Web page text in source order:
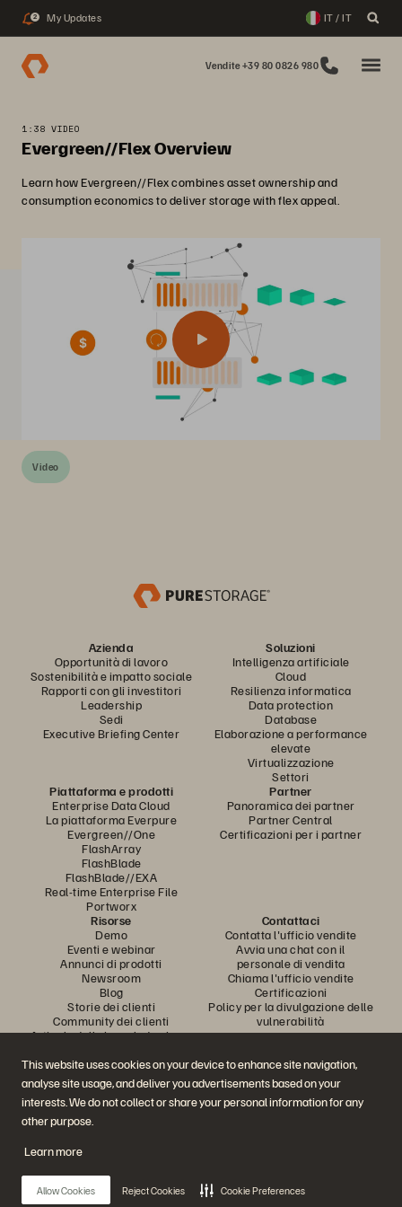
This website uses cookies on your device to enhance site navigation,
analyse site usage, and deliver you advertisements based on your
interests. We do not collect or share your personal information for any
other purpose.
Learn more
Allow Cookies Reject Cookies Cookie Preferences
2 My Updates IT / IT
Vendite +39 80 0826 980
1:38 VIDEO
Evergreen//Flex Overview
Learn how Evergreen//Flex combines asset ownership and
consumption economics to deliver storage with flex appeal.
Video
Azienda
Opportunità di lavoro
Sostenibilità e impatto sociale
Rapporti con gli investitori
Leadership
Sedi
Executive Briefing Center
Soluzioni
Intelligenza artificiale
Cloud
Resilienza informatica
Data protection
Database
Elaborazione a performance
elevate
Virtualizzazione
Settori
Piattaforma e prodotti
Enterprise Data Cloud
La piattaforma Everpure
Evergreen//One
FlashArray
FlashBlade
FlashBlade//EXA
Real-time Enterprise File
Portworx
Partner
Panoramica dei partner
Partner Central
Certificazioni per i partner
Risorse
Demo
Eventi e webinar
Annunci di prodotti
Newsroom
Blog
Storie dei clienti
Community dei clienti
Articolo della knowledge base
Contattaci
Contatta l'ufficio vendite
Avvia una chat con il
personale di vendita
Chiama l'ufficio vendite
Certificazioni
Policy per la divulgazione delle
vulnerabilità
Partecipa alla conversazione
Segui tutti i canali social ufficiali di Everpure
© 2026 Everpure, Inc. Tutti i diritti sono riservati.
PrivacyTermini del sito WebNote legaliTrust CenterImpostazioni dei cookie